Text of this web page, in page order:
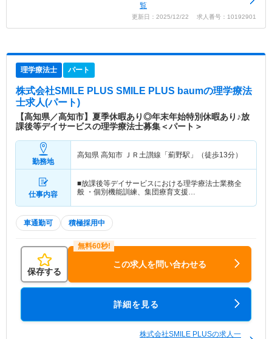
覧
更新日：2025/12/22 求人番号：10192901
理学療法士 パート
株式会社SMILE PLUS SMILE PLUS baumの理学療法
士求人(パート)
【高知県／高知市】夏季休暇あり◎年末年始特別休暇あり♪放
課後等デイサービスの理学療法士募集＜パート＞
勤務地
高知県 高知市 ＪＲ土讃線「薊野駅」（徒歩13分）
仕事内容
■放課後等デイサービスにおける理学療法士業務全
般 ・個別機能訓練、集団療育支援…
車通勤可 積極採用中
保存する
この求人を問い合わせる
詳細を見る
株式会社SMILE PLUSの求人一